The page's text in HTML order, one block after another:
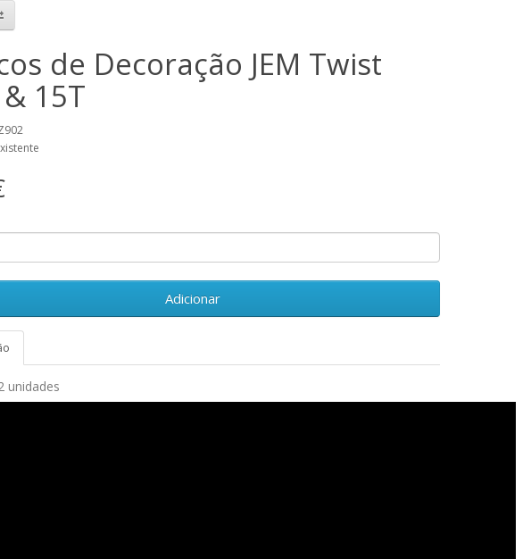
de Decoração JEM Twist
15T
Adicionar
unidades